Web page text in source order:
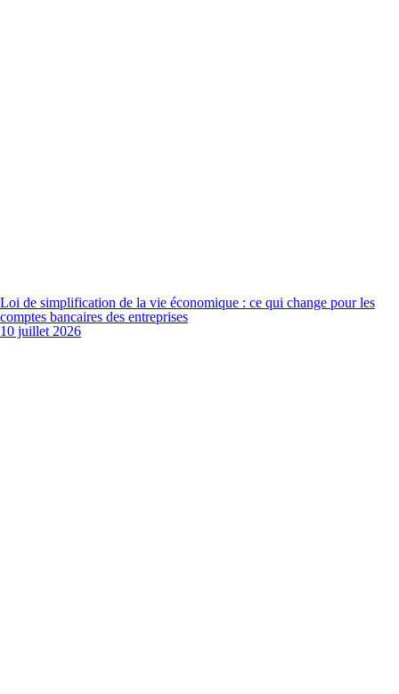
Loi de simplification de la vie économique : ce qui change pour les
comptes bancaires des entreprises
10 juillet 2026